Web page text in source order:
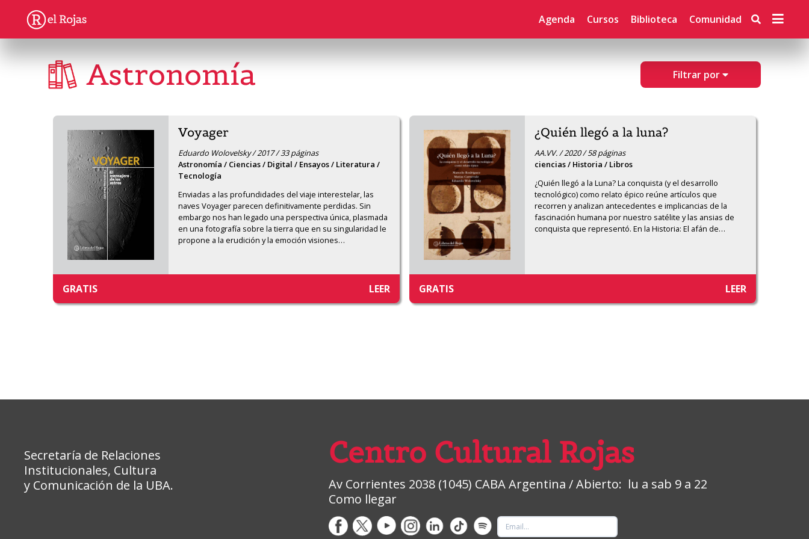
Agenda Cursos Biblioteca Comunidad
Astronomía Filtrar por
Voyager
Eduardo Wolovelsky / 2017 / 33 páginas
Astronomía / Ciencias / Digital / Ensayos / Literatura /
Tecnología
Enviadas a las profundidades del viaje interestelar, las
naves Voyager parecen definitivamente perdidas. Sin
embargo nos han legado una perspectiva única, plasmada
en una fotografía sobre la tierra que en su singularidad le
propone a la erudición y la emoción visiones…
GRATIS LEER
¿Quién llegó a la luna?
AA.VV. / 2020 / 58 páginas
ciencias / Historia / Libros
¿Quién llegó a la Luna? La conquista (y el desarrollo
tecnológico) como relato épico reúne artículos que
recorren y analizan antecedentes e implicancias de la
fascinación humana por nuestro satélite y las ansias de
conquista que representó. En la Historia: El afán de…
GRATIS LEER
Secretaría de Relaciones
Institucionales, Cultura
y Comunicación de la UBA.
Centro Cultural Rojas
Av Corrientes 2038 (1045) CABA Argentina / Abierto: lu a sab 9 a 22
Como llegar